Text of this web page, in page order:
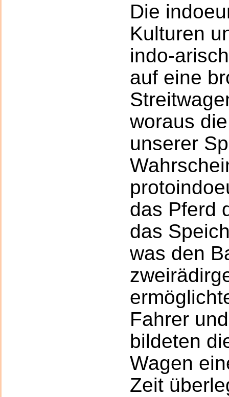
Die
Kulturen
indo-
auf eine
woraus
unserer
das Pferd
das
was den
Fahrer
bildeten
Wagen
Zeit